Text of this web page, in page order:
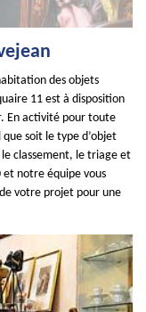
des objets
11 est à disposition
En activité pour toute
soit le type d’objet
classement, le triage et
notre équipe vous
votre projet pour une